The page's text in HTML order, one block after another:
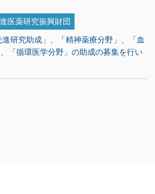
医薬研究振興財団
研究助成」、「精神薬療分野」、「血
「循環医学分野」の助成の募集を行い